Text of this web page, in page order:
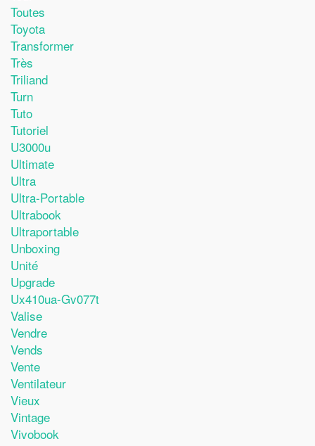
Toutes
Toyota
Transformer
Très
Triliand
Turn
Tuto
Tutoriel
U3000u
Ultimate
Ultra
Ultra-Portable
Ultrabook
Ultraportable
Unboxing
Unité
Upgrade
Ux410ua-Gv077t
Valise
Vendre
Vends
Vente
Ventilateur
Vieux
Vintage
Vivobook